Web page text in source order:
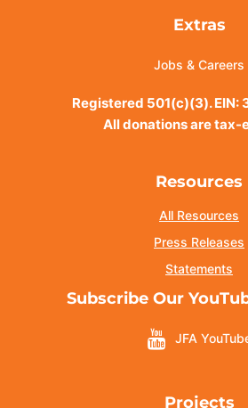
Extras
Jobs & Careers
Registered 501(c)(3).
All donations are tax-
Resources
All Resources
Press Releases
Statements
Subscribe Our
JFA
Projects